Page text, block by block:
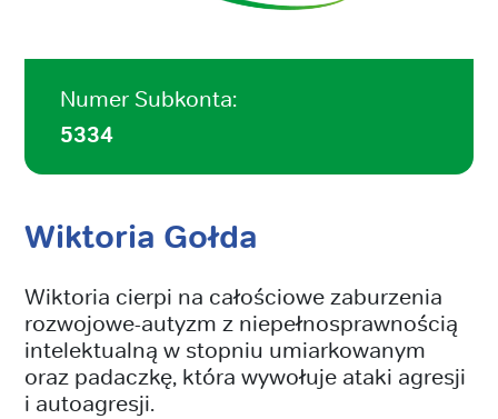
Numer Subkonta:
5334
Wiktoria Gołda
Wiktoria cierpi na całościowe zaburzenia
rozwojowe-autyzm z niepełnosprawnością
intelektualną w stopniu umiarkowanym
oraz padaczkę, która wywołuje ataki agresji
i autoagresji.